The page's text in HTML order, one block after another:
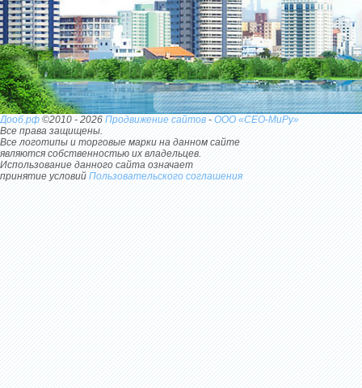
Дооб.рф©2010 - 2026Продвижение сайтов-ООО «СЕО-МиРу»
Все права защищены.
Все логотипы и торговые марки на данном сайте
являются собственностью их владельцев.
Использование данного сайта означает
принятие условийПользовательского соглашения